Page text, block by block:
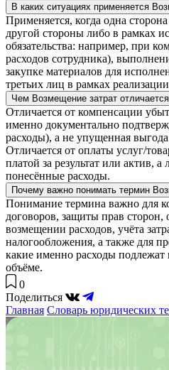
В каких ситуациях применяется
Применяется, когда одна
другой стороны либо в рамках
обязательства: например, при
расходов сотрудника),
закупке материалов для
третьих лиц в рамках
Чем Возмещение затрат
Отличается от компенсации
именно документально
расходы), а не упущенная
Отличается от оплаты услуг/
платой за результат или актив,
понесённые расходы.
Почему важно понимать термин
Понимание термина важно для
договоров, защиты прав сторон,
возмещении расходов, учёта
налогообложения, а также для
какие именно расходы
объёме.
0
Поделиться
Главная Словарь юридических